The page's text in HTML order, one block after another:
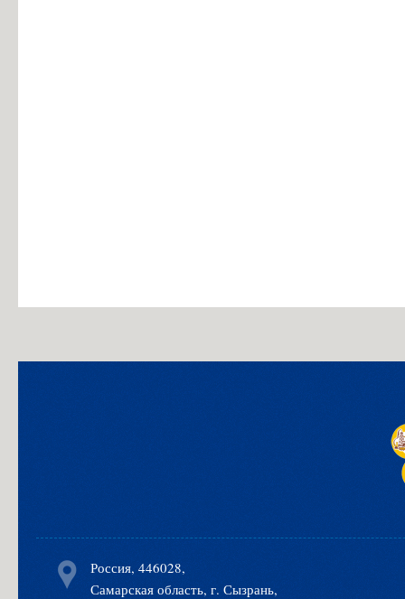
Россия, 446028,
Самарская область, г. Сызрань,